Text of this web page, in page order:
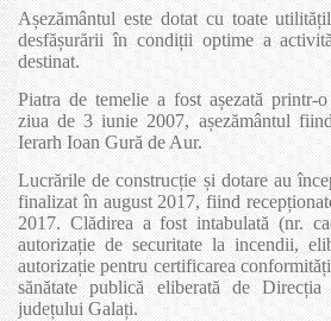
Așezământul este dotat cu toate
desfășurării în condiții optime a
destinat.
Piatra de temelie a fost așezată printr-
ziua de 3 iunie 2007, așezământul
Ierarh Ioan Gură de Aur.
Lucrările de construcție și dotare au
finalizat în august 2017, fiind
2017. Clădirea a fost intabulată (nr.
autorizație de securitate la incendii,
autorizație pentru certificarea
sănătate publică eliberată de
județului Galați.